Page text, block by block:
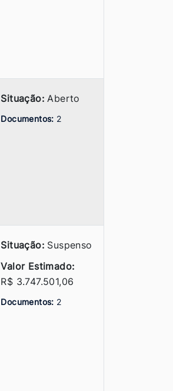
Situação:Aberto
Documentos: 2
Situação: Suspenso
Valor Estimado:
R$ 3.747.501,06
Documentos: 2